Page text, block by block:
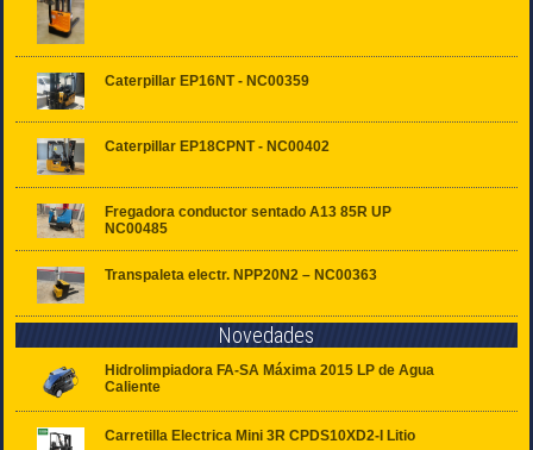
Caterpillar EP16NT - NC00359
Caterpillar EP18CPNT - NC00402
Fregadora conductor sentado A13 85R UP
NC00485
Transpaleta electr. NPP20N2 – NC00363
Novedades
Hidrolimpiadora FA-SA Máxima 2015 LP de Agua
Caliente
Carretilla Electrica Mini 3R CPDS10XD2-I Litio